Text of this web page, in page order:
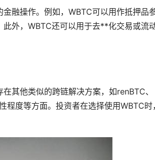
融操作。例如，WBTC可以用作抵押品
外，WBTC还可以用于去**化交易或流
在其他类似的跨链解决方案，如renBTC、
程度等方面。投资者在选择使用WBTC时